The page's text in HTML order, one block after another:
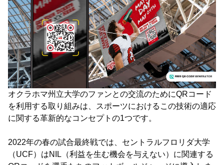
オクラホマ州立大学のファンとの交流のためにQRコード
を利用する取り組みは、スポーツにおけるこの技術の適応
に関する革新的なコンセプトの1つです。
2022年の春の試合最終戦では、セントラルフロリダ大学
（UCF）はNIL（利益を生む機会を与えない）に関連する